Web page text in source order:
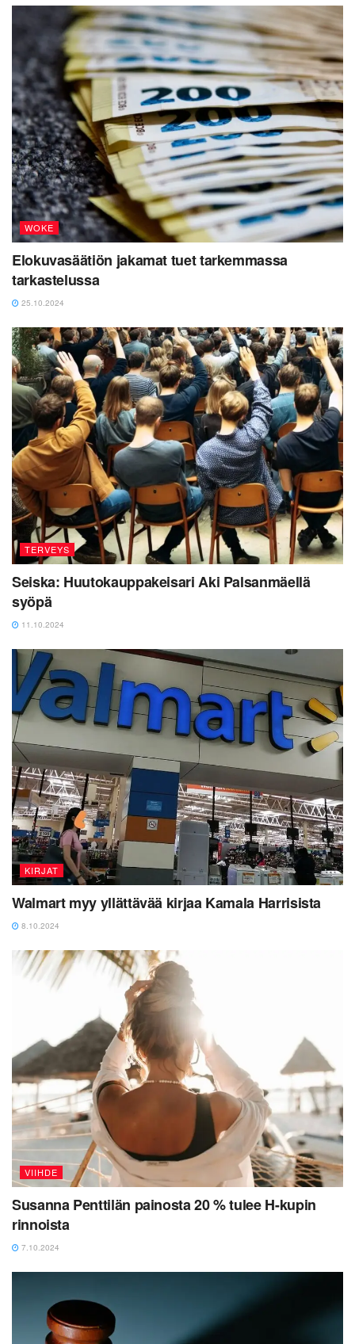
WOKE
Elokuvasäätiön jakamat tuet tarkemmassa
tarkastelussa
25.10.2024
TERVEYS
Seiska: Huutokauppakeisari Aki Palsanmäellä
syöpä
11.10.2024
KIRJAT
Walmart myy yllättävää kirjaa Kamala Harrisista
8.10.2024
VIIHDE
Susanna Penttilän painosta 20 % tulee H-kupin
rinnoista
7.10.2024